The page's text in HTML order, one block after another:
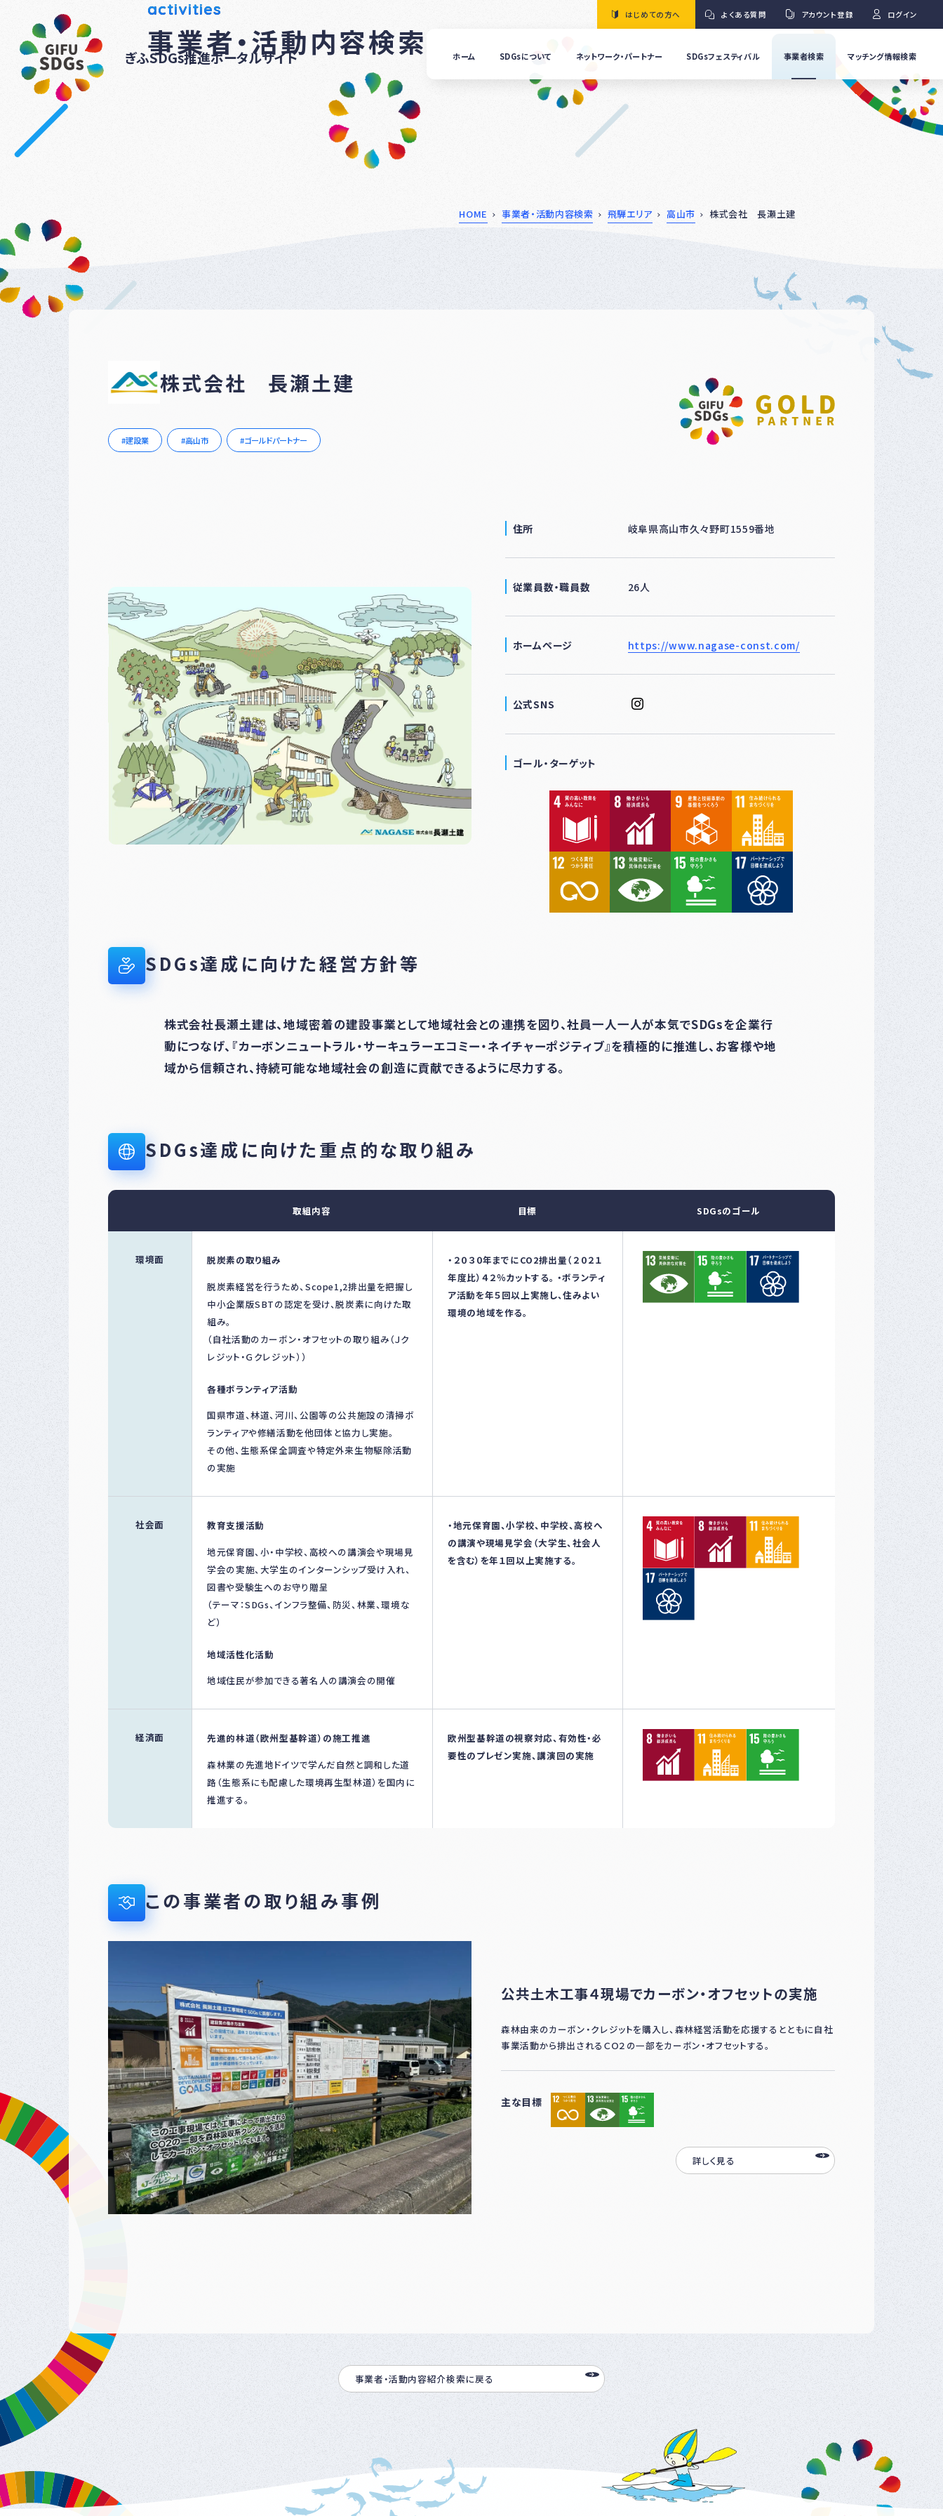
ぎふSDGs推進ポータルサイト
はじめての方へ よくある質問 アカウント登録 ログイン
ホーム SDGsについて ネットワーク・パートナー
の国
ぎふ」
につ
いて
ート
SDGsフェスティバル 事業者検索
イ
内
な
マッチング情報検索
activities
事業者・活動内容検索
HOME 事業者・活動内容検索 飛騨エリア 高山市 株式会社 長瀬土建
株式会社 長瀬土建
建設業 高山市 ゴールドパートナー
住所 岐阜県高山市久々野町1559番地
従業員数・職員数 26人
ホームページ https://www.nagase-const.com/
公式SNS
ゴール・ターゲット
SDGs達成に向けた経営方針等
株式会社長瀬土建は、地域密着の建設事業として地域社会との連携を図り、社員一人一人が本気でSDGsを企業行
動につなげ、『カーボンニュートラル・サーキュラーエコミー・ネイチャーポジティブ』を積極的に推進し、お客様や地
域から信頼され、持続可能な地域社会の創造に貢献できるように尽力する。
SDGs達成に向けた重点的な取り組み
取組内容 目標 SDGsのゴール
環境面
脱炭素の取り組み
脱炭素経営を行うため、Scope1,2排出量を把握し
中小企業版SBTの認定を受け、脱炭素に向けた取
組み。
（自社活動のカーボン・オフセットの取り組み（Ｊク
レジット・Ｇクレジット））
各種ボランティア活動
国県市道、林道、河川、公園等の公共施設の清掃ボ
ランティアや修繕活動を他団体と協力し実施。
その他、生態系保全調査や特定外来生物駆除活動
の実施
・２０３０年までにCO2排出量（２０２１
年度比）４２％カットする。 ・ボランティ
ア活動を年５回以上実施し、住みよい
環境の地域を作る。
社会面
教育支援活動
地元保育園、小・中学校、高校への講演会や現場見
学会の実施、大学生のインターンシップ受け入れ、
図書や受験生へのお守り贈呈
（テーマ：SDGs、インフラ整備、防災、林業、環境な
ど）
地域活性化活動
地域住民が参加できる著名人の講演会の開催
・地元保育園、小学校、中学校、高校へ
の講演や現場見学会（大学生、社会人
を含む）を年１回以上実施する。
経済面
先進的林道（欧州型基幹道）の施工推進
森林業の先進地ドイツで学んだ自然と調和した道
路（生態系にも配慮した環境再生型林道）を国内に
推進する。
欧州型基幹道の視察対応、有効性・必
要性のプレゼン実施、講演回の実施
この事業者の取り組み事例
公共土木工事４現場でカーボン・オフセットの実施
森林由来のカーボン・クレジットを購入し、森林経営活動を応援するとともに自社
事業活動から排出されるＣＯ２の一部をカーボン・オフセットする。
主な目標
詳しく見る
事業者・活動内容紹介検索に戻る